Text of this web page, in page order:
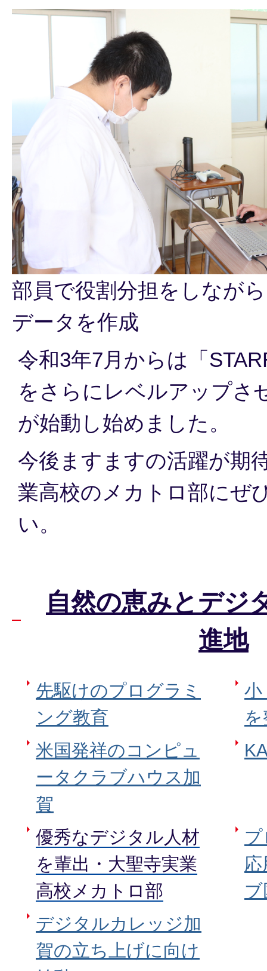
部員で役割分担をしなが
データを作成
令和3年7月からは「
をさらにレベルアップさ
が始動し始めました。
今後ますますの活躍が期
業高校のメカトロ部にぜ
い。
自然の恵みとデジ
進地
先駆けのプログラミ
ング教育
小
米国発祥のコンピュ
ータクラブハウス加
賀
優秀なデジタル人材
を輩出・大聖寺実業
高校メカトロ部
デジタルカレッジ加
賀の立ち上げに向け